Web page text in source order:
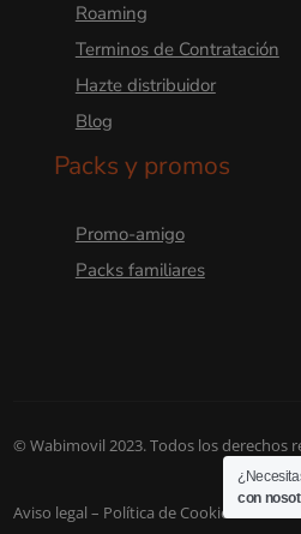
Roaming
Terminos de Contratación
Hazte distribuidor
Blog
Packs y promos
Promo-amigo
Packs familiares
© Wabimovil 2023. Todos los derechos
Aviso legal – Política de Cookies
con